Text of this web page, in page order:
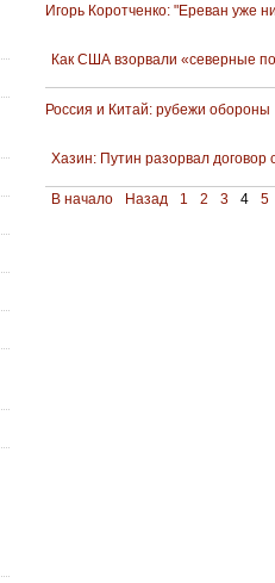
Игорь Коротченко: "Ереван уже
Как США взорвали «северные
Россия и Китай: рубежи обороны
Хазин: Путин разорвал договор
В начало Назад 1 2 3 4 5